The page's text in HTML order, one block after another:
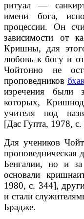
ритуал —
имени бога,
процессии. Он
зависимости от
Кришны, для
любовь к богу и
Чойтонно не
проповедников
изречения были
которых,
учителя под
[Дас Гупта, 1978,
Для учеников
проповедническая
Бенгалии, но и
основали
1980, с. 344],
и стали
Брадже.